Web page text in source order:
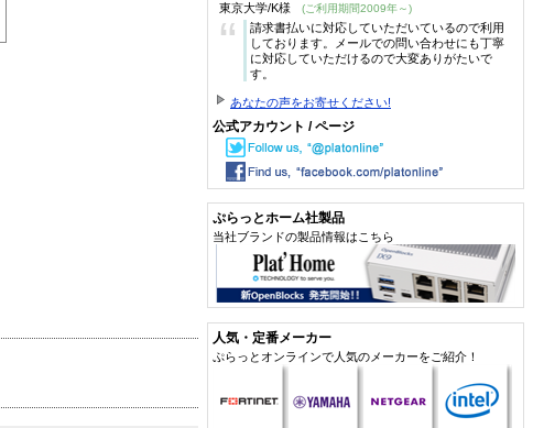
東京大学/K様 (ご利用期間2009年～)
“
請求書払いに対応していただいているので利用
しております。メールでの問い合わせにも丁寧
に対応していただけるので大変ありがたいで
す。
あなたの声をお寄せください!
公式アカウント / ページ
ぷらっとホーム社製品
当社ブランドの製品情報はこちら
人気・定番メーカー
ぷらっとオンラインで人気のメーカーをご紹介！